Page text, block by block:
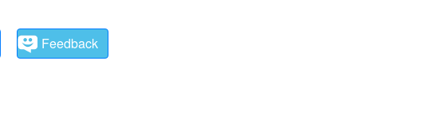
Feedback